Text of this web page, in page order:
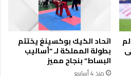
اتحاد الكيك بوكسينغ يختتم
بطولة المملكة لـ “أساليب
البساط” بنجاح مميز
منذ 4 أسابيع